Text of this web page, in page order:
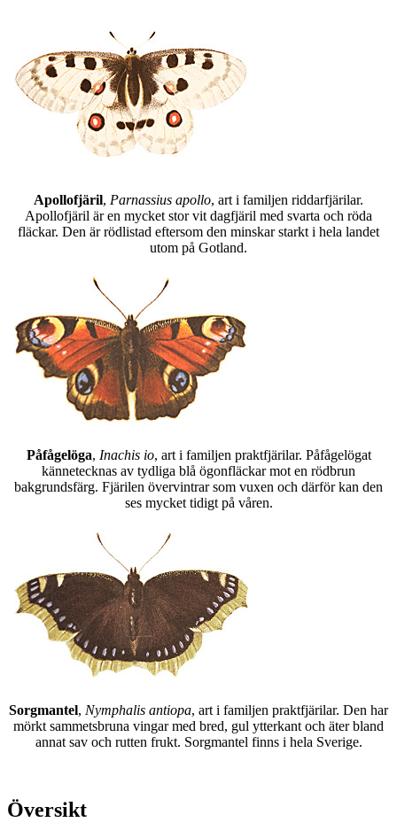
Apollofjäril, Parnassius apollo, art i familjen riddarfjärilar.
Apollofjäril är en mycket stor vit dagfjäril med svarta och röda
fläckar. Den är rödlistad eftersom den minskar starkt i hela landet
utom på Gotland.
Påfågelöga, Inachis io, art i familjen praktfjärilar. Påfågelögat
kännetecknas av tydliga blå ögonfläckar mot en rödbrun
bakgrundsfärg. Fjärilen övervintrar som vuxen och därför kan den
ses mycket tidigt på våren.
Sorgmantel, Nymphalis antiopa, art i familjen praktfjärilar. Den har
mörkt sammetsbruna vingar med bred, gul ytterkant och äter bland
annat sav och rutten frukt. Sorgmantel finns i hela Sverige.
Översikt